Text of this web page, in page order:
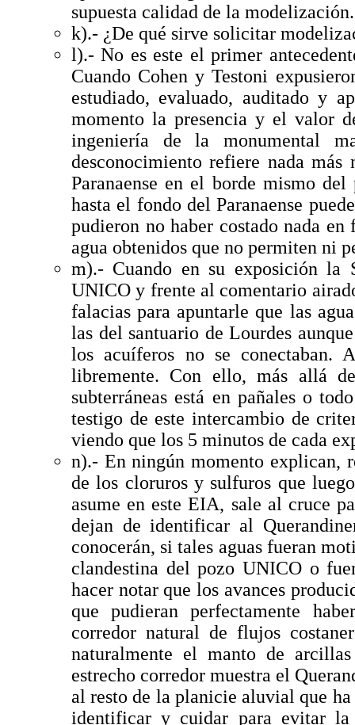
supuesta calidad de la modelización.
k).- ¿De qué sirve solicitar
l).- No es este el primer
Cuando Cohen y Testoni
estudiado, evaluado, auditado y
momento la presencia y el valor
ingeniería de la monumental
desconocimiento refiere nada
Paranaense en el borde mismo
hasta el fondo del Paranaense
pudieron no haber costado nada
agua obtenidos que no permiten ni
m).- Cuando en su exposición la
UNICO y frente al comentario
falacias para apuntarle que las
las del santuario de Lourdes
los acuíferos no se conectaban.
libremente. Con ello, más allá
subterráneas está en pañales o
testigo de este intercambio de
viendo que los 5 minutos de cada
n).- En ningún momento explican,
de los cloruros y sulfuros que
asume en este EIA, sale al cruce
dejan de identificar al
conocerán, si tales aguas fueran
clandestina del pozo UNICO o
hacer notar que los avances
que pudieran perfectamente
corredor natural de flujos
naturalmente el manto de
estrecho corredor muestra el
al resto de la planicie aluvial que
identificar y cuidar para evitar la